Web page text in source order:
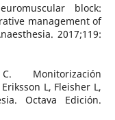
block:
management of
2017;119:
Monitorización
L, Fleisher L,
Octava Edición.